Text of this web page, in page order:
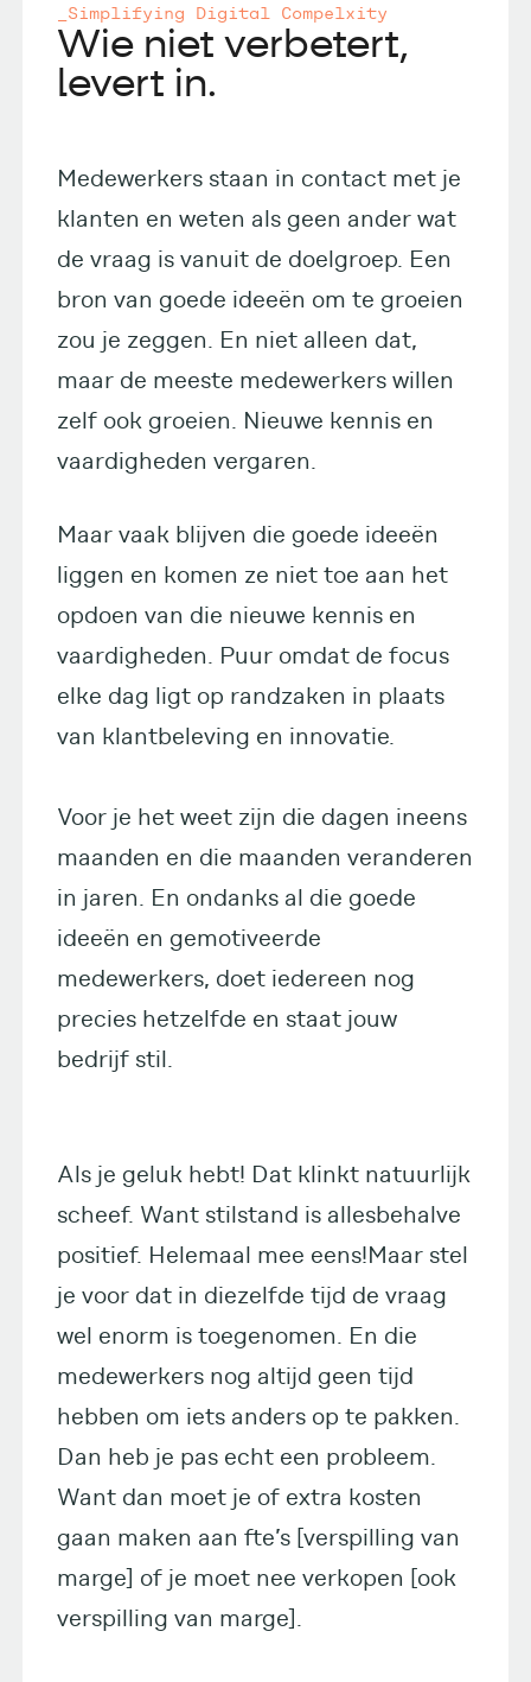
_Simplifying Digital Compelxity
Wie niet verbetert,
levert in.
Medewerkers staan in contact met je
klanten en weten als geen ander wat
de vraag is vanuit de doelgroep. Een
bron van goede ideeën om te groeien
zou je zeggen. En niet alleen dat,
maar de meeste medewerkers willen
zelf ook groeien. Nieuwe kennis en
vaardigheden vergaren.
Maar vaak blijven die goede ideeën
liggen en komen ze niet toe aan het
opdoen van die nieuwe kennis en
vaardigheden. Puur omdat de focus
elke dag ligt op randzaken in plaats
van klantbeleving en innovatie.
Voor je het weet zijn die dagen ineens
maanden en die maanden veranderen
in jaren. En ondanks al die goede
ideeën en gemotiveerde
medewerkers, doet iedereen nog
precies hetzelfde en staat jouw
bedrijf stil.
Als je geluk hebt! Dat klinkt natuurlijk
scheef. Want stilstand is allesbehalve
positief. Helemaal mee eens!Maar stel
je voor dat in diezelfde tijd de vraag
wel enorm is toegenomen. En die
medewerkers nog altijd geen tijd
hebben om iets anders op te pakken.
Dan heb je pas echt een probleem.
Want dan moet je of extra kosten
gaan maken aan fte’s [verspilling van
marge] of je moet nee verkopen [ook
verspilling van marge].